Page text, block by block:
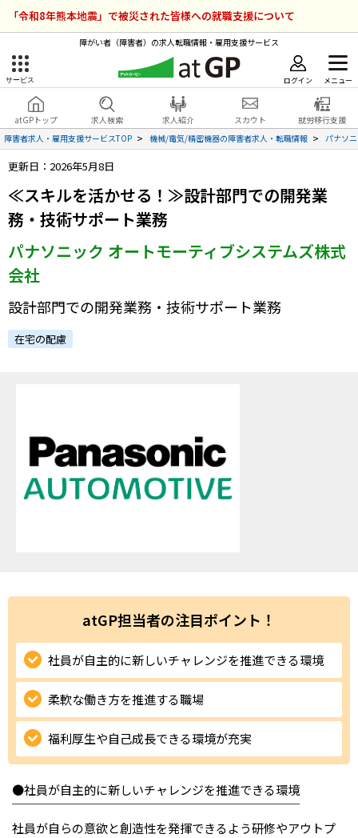
「令和8年熊本地震」で被災された皆様への就職支援について
障がい者（障害者）の求人転職情報・雇用支援サービス
サービス ログイン メニュー
atGPトップ 求人検索 求人紹介 スカウト
就労移行支援
障害者求人・雇用支援サービスTOP
機械/電気/精密機器の障害者求人・転職情報 パナソ
更新日：2026年5月8日
≪スキルを活かせる！≫設計部門での開発業
務・技術サポート業務
パナソニック オートモーティブシステムズ株式
会社
設計部門での開発業務・技術サポート業務
在宅の配慮
atGP担当者の注目ポイント！
社員が自主的に新しいチャレンジを推進できる環境
柔軟な働き方を推進する職場
福利厚生や自己成長できる環境が充実
●社員が自主的に新しいチャレンジを推進できる環境
￣￣￣￣￣￣￣￣￣￣￣￣￣￣￣￣￣￣￣￣￣￣￣￣
社員が自らの意欲と創造性を発揮できるよう研修やアウトプ
障害者雇用のアットジーピー
サービスラインナップ
就転職支援サービス
障害者専門の就転職支援サービス
障害者アスリート専門の就転職支援サービス
障害のある新卒学生専門の就職エージェントサービス
就労移行支援サービス
障害別専門支援の就労移行支援サービス
IT・Web制作スキルを身につける就労移行支援サービス
ソーシャルファームサービス
ログイン 会員登録 無料
atGPトップ
各種サービス
求人を検索する
求人を紹介してもらう
スカウトを受ける
お問い合わせ・よくある質問
メニューを閉じる